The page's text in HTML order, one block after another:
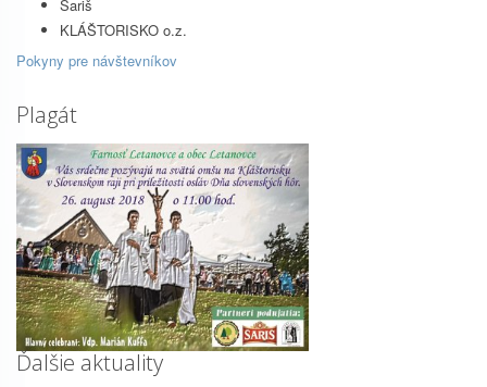
Šariš
KLÁŠTORISKO o.z.
Pokyny pre návštevníkov
Plagát
Ďalšie aktuality